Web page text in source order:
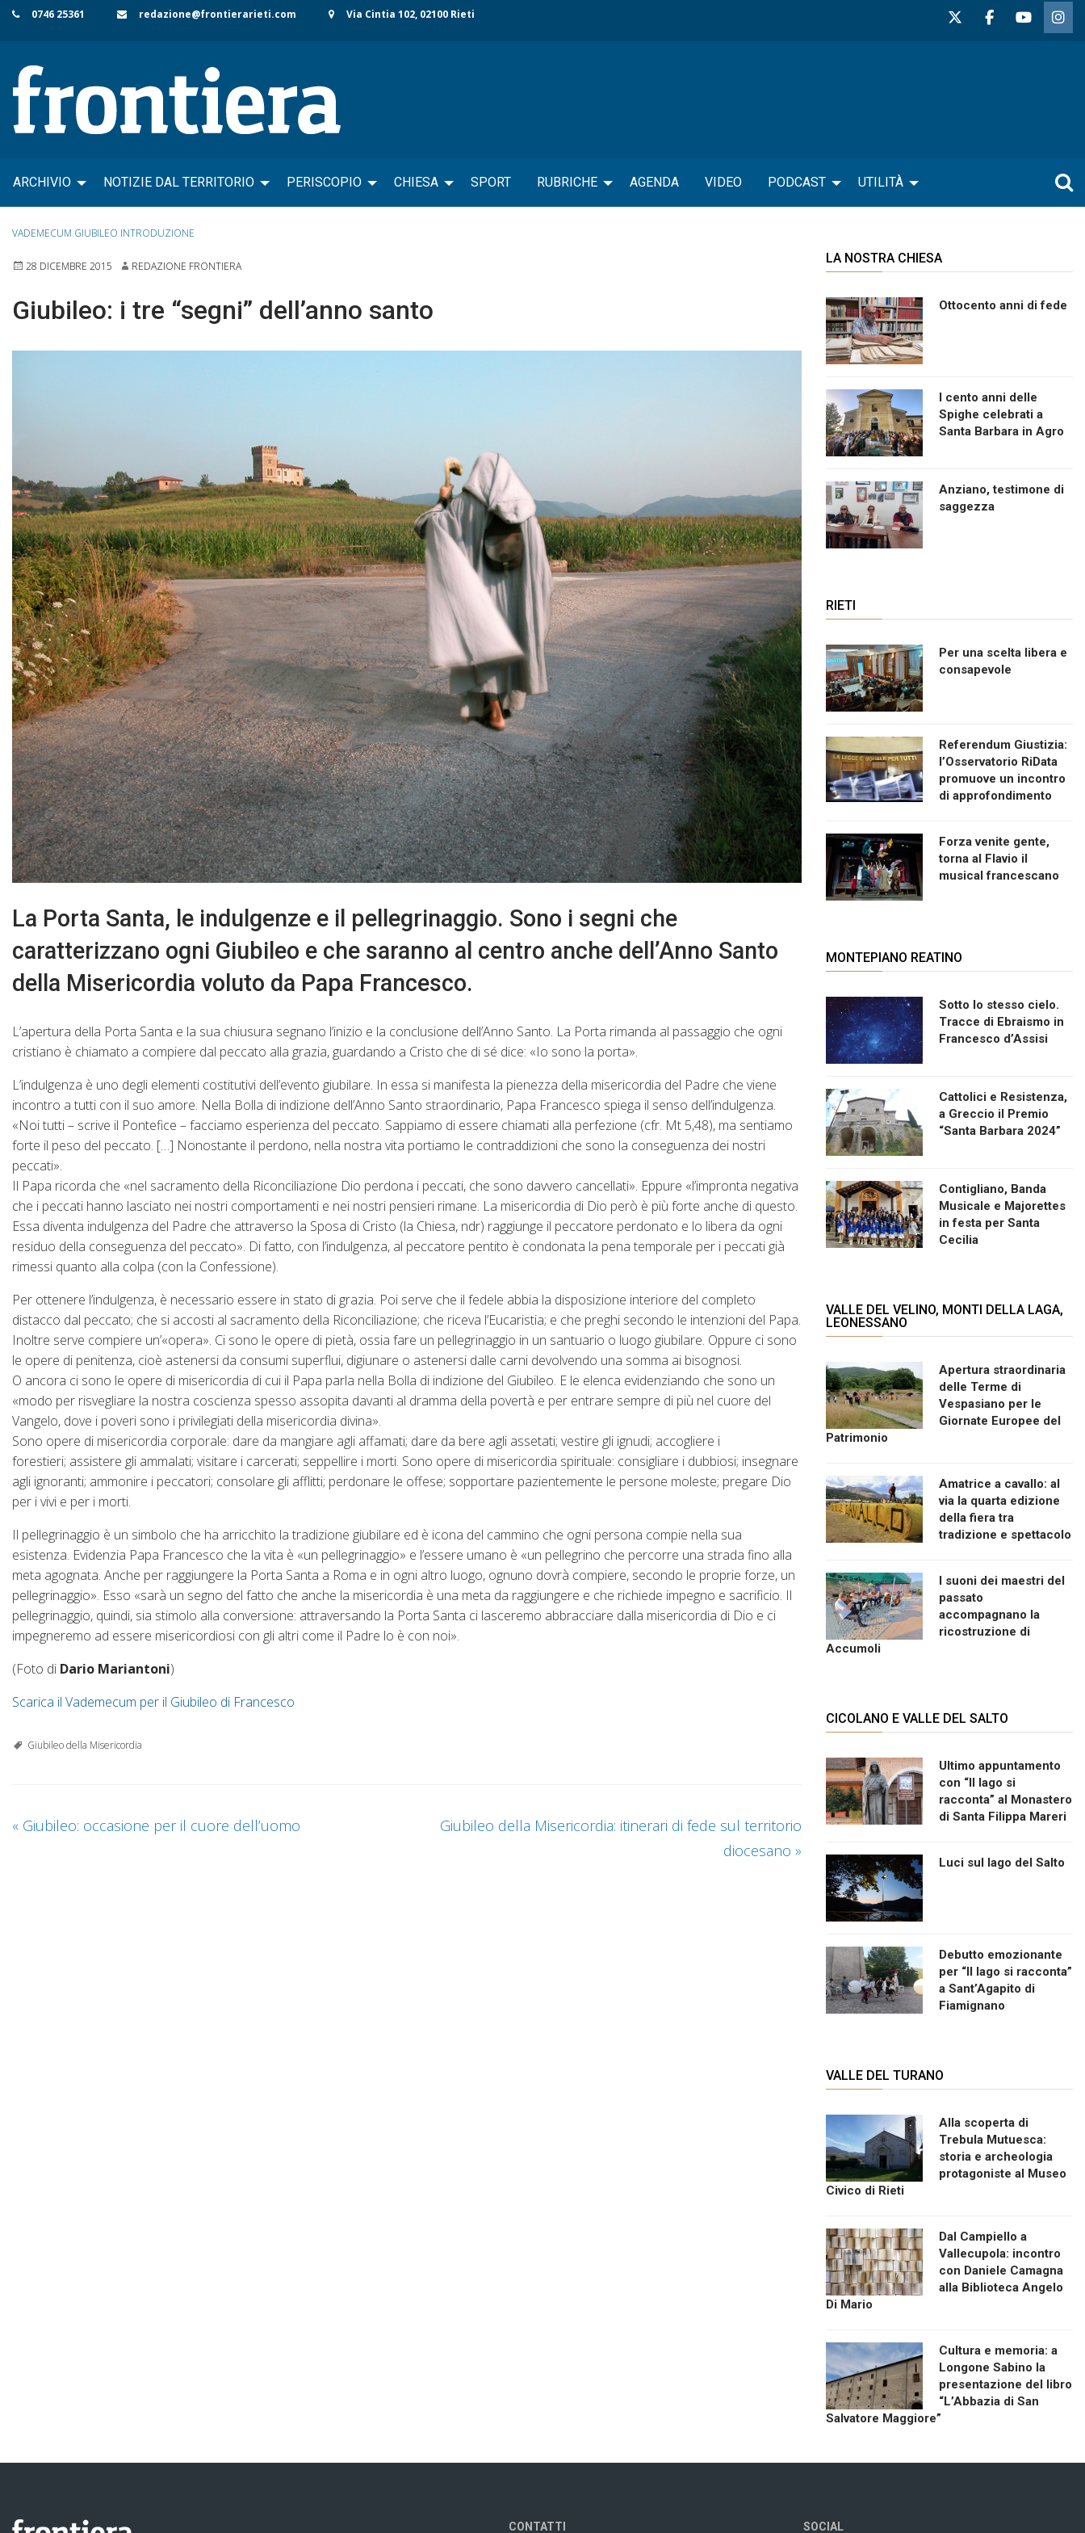
Skip
content
0746 25361 redazione@frontierarieti.com Via Cintia 102, 02100 Rieti
ARCHIVIO NOTIZIE DAL TERRITORIO PERISCOPIO CHIESA SPORT RUBRICHE AGENDA VIDEO PODCAST UTILITÀ
VADEMECUM GIUBILEO INTRODUZIONE
28 DICEMBRE 2015 REDAZIONE FRONTIERA
Giubileo: i tre “segni” dell’anno santo
La Porta Santa, le indulgenze e il pellegrinaggio. Sono i segni che
caratterizzano ogni Giubileo e che saranno al centro anche dell’Anno Santo
della Misericordia voluto da Papa Francesco.
L’apertura della Porta Santa e la sua chiusura segnano l’inizio e la conclusione dell’Anno Santo. La Porta rimanda al passaggio che ogni
cristiano è chiamato a compiere dal peccato alla grazia, guardando a Cristo che di sé dice: «Io sono la porta».
L’indulgenza è uno degli elementi costitutivi dell’evento giubilare. In essa si manifesta la pienezza della misericordia del Padre che viene
incontro a tutti con il suo amore. Nella Bolla di indizione dell’Anno Santo straordinario, Papa Francesco spiega il senso dell’indulgenza.
«Noi tutti – scrive il Pontefice – facciamo esperienza del peccato. Sappiamo di essere chiamati alla perfezione (cfr. Mt 5,48), ma sentiamo
forte il peso del peccato. […] Nonostante il perdono, nella nostra vita portiamo le contraddizioni che sono la conseguenza dei nostri
peccati».
Il Papa ricorda che «nel sacramento della Riconciliazione Dio perdona i peccati, che sono davvero cancellati». Eppure «l’impronta negativa
che i peccati hanno lasciato nei nostri comportamenti e nei nostri pensieri rimane. La misericordia di Dio però è più forte anche di questo.
Essa diventa indulgenza del Padre che attraverso la Sposa di Cristo (la Chiesa, ndr) raggiunge il peccatore perdonato e lo libera da ogni
residuo della conseguenza del peccato». Di fatto, con l’indulgenza, al peccatore pentito è condonata la pena temporale per i peccati già
rimessi quanto alla colpa (con la Confessione).
Per ottenere l’indulgenza, è necessario essere in stato di grazia. Poi serve che il fedele abbia la disposizione interiore del completo
distacco dal peccato; che si accosti al sacramento della Riconciliazione; che riceva l’Eucaristia; e che preghi secondo le intenzioni del Papa.
Inoltre serve compiere un’«opera». Ci sono le opere di pietà, ossia fare un pellegrinaggio in un santuario o luogo giubilare. Oppure ci sono
le opere di penitenza, cioè astenersi da consumi superflui, digiunare o astenersi dalle carni devolvendo una somma ai bisognosi.
O ancora ci sono le opere di misericordia di cui il Papa parla nella Bolla di indizione del Giubileo. E le elenca evidenziando che sono un
«modo per risvegliare la nostra coscienza spesso assopita davanti al dramma della povertà e per entrare sempre di più nel cuore del
Vangelo, dove i poveri sono i privilegiati della misericordia divina».
Sono opere di misericordia corporale: dare da mangiare agli affamati; dare da bere agli assetati; vestire gli ignudi; accogliere i
forestieri; assistere gli ammalati; visitare i carcerati; seppellire i morti. Sono opere di misericordia spirituale: consigliare i dubbiosi; insegnare
agli ignoranti; ammonire i peccatori; consolare gli afflitti; perdonare le offese; sopportare pazientemente le persone moleste; pregare Dio
per i vivi e per i morti.
Il pellegrinaggio è un simbolo che ha arricchito la tradizione giubilare ed è icona del cammino che ogni persona compie nella sua
esistenza. Evidenzia Papa Francesco che la vita è «un pellegrinaggio» e l’essere umano è «un pellegrino che percorre una strada fino alla
meta agognata. Anche per raggiungere la Porta Santa a Roma e in ogni altro luogo, ognuno dovrà compiere, secondo le proprie forze, un
pellegrinaggio». Esso «sarà un segno del fatto che anche la misericordia è una meta da raggiungere e che richiede impegno e sacrificio. Il
pellegrinaggio, quindi, sia stimolo alla conversione: attraversando la Porta Santa ci lasceremo abbracciare dalla misericordia di Dio e ci
impegneremo ad essere misericordiosi con gli altri come il Padre lo è con noi».
(Foto di Dario Mariantoni)
Scarica il Vademecum per il Giubileo di Francesco
Giubileo della Misericordia
« Giubileo: occasione per il cuore dell’uomo
Giubileo della Misericordia: itinerari di fede sul territorio
diocesano »
LA NOSTRA CHIESA
Ottocento anni di fede
I cento anni delle
Spighe celebrati a
Santa Barbara in Agro
Anziano, testimone di
saggezza
RIETI
Per una scelta libera e
consapevole
Referendum Giustizia:
l’Osservatorio RiData
promuove un incontro
di approfondimento
Forza venite gente,
torna al Flavio il
musical francescano
MONTEPIANO REATINO
Sotto lo stesso cielo.
Tracce di Ebraismo in
Francesco d’Assisi
Cattolici e Resistenza,
a Greccio il Premio
“Santa Barbara 2024”
Contigliano, Banda
Musicale e Majorettes
in festa per Santa
Cecilia
VALLE DEL VELINO, MONTI DELLA LAGA,
LEONESSANO
Apertura straordinaria
delle Terme di
Vespasiano per le
Giornate Europee del
Patrimonio
Amatrice a cavallo: al
via la quarta edizione
della fiera tra
tradizione e spettacolo
I suoni dei maestri del
passato
accompagnano la
ricostruzione di
Accumoli
CICOLANO E VALLE DEL SALTO
Ultimo appuntamento
con “Il lago si
racconta” al Monastero
di Santa Filippa Mareri
Luci sul lago del Salto
Debutto emozionante
per “Il lago si racconta”
a Sant’Agapito di
Fiamignano
VALLE DEL TURANO
Alla scoperta di
Trebula Mutuesca:
storia e archeologia
protagoniste al Museo
Civico di Rieti
Dal Campiello a
Vallecupola: incontro
con Daniele Camagna
alla Biblioteca Angelo
Di Mario
Cultura e memoria: a
Longone Sabino la
presentazione del libro
“L’Abbazia di San
Salvatore Maggiore”
CONTATTI SOCIAL